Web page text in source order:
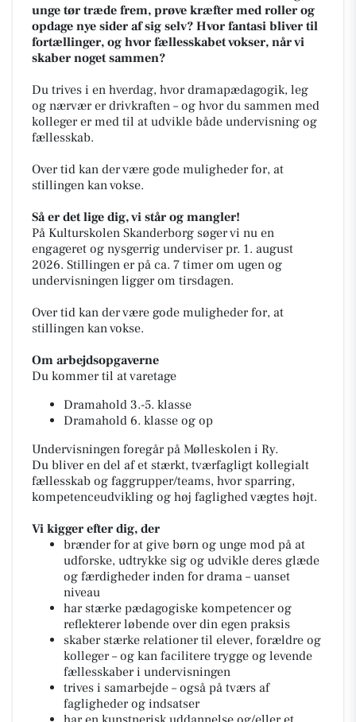
unge tør træde frem, prøve kræfter med roller og
opdage nye sider af sig selv? Hvor fantasi bliver til
fortællinger, og hvor fællesskabet vokser, når vi
skaber noget sammen?
Du trives i en hverdag, hvor dramapædagogik, leg
og nærvær er drivkraften – og hvor du sammen med
kolleger er med til at udvikle både undervisning og
fællesskab.
Over tid kan der være gode muligheder for, at
stillingen kan vokse.
Så er det lige dig, vi står og mangler!
På Kulturskolen Skanderborg søger vi nu en
engageret og nysgerrig underviser pr. 1. august
2026. Stillingen er på ca. 7 timer om ugen og
undervisningen ligger om tirsdagen.
Over tid kan der være gode muligheder for, at
stillingen kan vokse.
Om arbejdsopgaverne
Du kommer til at varetage
Dramahold 3.-5. klasse
Dramahold 6. klasse og op
Undervisningen foregår på Mølleskolen i Ry.
Du bliver en del af et stærkt, tværfagligt kollegialt
fællesskab og faggrupper/teams, hvor sparring,
kompetenceudvikling og høj faglighed vægtes højt.
Vi kigger efter dig, der
brænder for at give børn og unge mod på at
udforske, udtrykke sig og udvikle deres glæde
og færdigheder inden for drama – uanset
niveau
har stærke pædagogiske kompetencer og
reflekterer løbende over din egen praksis
skaber stærke relationer til elever, forældre og
kolleger – og kan facilitere trygge og levende
fællesskaber i undervisningen
trives i samarbejde – også på tværs af
fagligheder og indsatser